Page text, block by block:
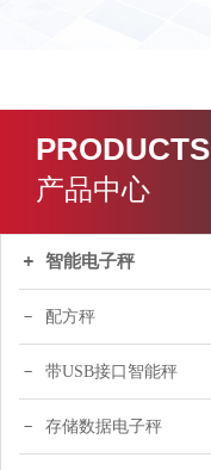
PRODUCTS
产品中心
智能电子秤
配方秤
带USB接口智能秤
存储数据电子秤